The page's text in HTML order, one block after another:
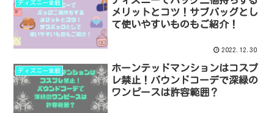
ディズニー全般
メリットとコツ！サブバッグとし
て使いやすいものもご紹介！
2022.12.30
ディズニー全般
ホーンテッドマンションはコスプ
レ禁止！バウンドコーデで深緑の
ワンピースは許容範囲？